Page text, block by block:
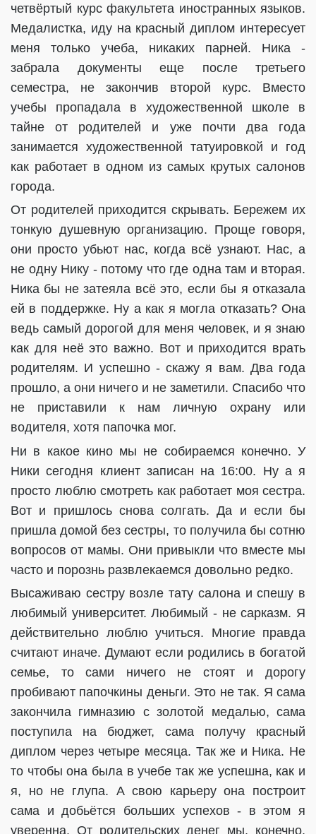
четвёртый курс факультета иностранных языков.
Медалистка, иду на красный диплом интересует
меня только учеба, никаких парней. Ника -
забрала документы еще после третьего
семестра, не закончив второй курс. Вместо
учебы пропадала в художественной школе в
тайне от родителей и уже почти два года
занимается художественной татуировкой и год
как работает в одном из самых крутых салонов
города.
От родителей приходится скрывать. Бережем их
тонкую душевную организацию. Проще говоря,
они просто убьют нас, когда всё узнают. Нас, а
не одну Нику - потому что где одна там и вторая.
Ника бы не затеяла всё это, если бы я отказала
ей в поддержке. Ну а как я могла отказать? Она
ведь самый дорогой для меня человек, и я знаю
как для неё это важно. Вот и приходится врать
родителям. И успешно - скажу я вам. Два года
прошло, а они ничего и не заметили. Спасибо что
не приставили к нам личную охрану или
водителя, хотя папочка мог.
Ни в какое кино мы не собираемся конечно. У
Ники сегодня клиент записан на 16:00. Ну а я
просто люблю смотреть как работает моя сестра.
Вот и пришлось снова солгать. Да и если бы
пришла домой без сестры, то получила бы сотню
вопросов от мамы. Они привыкли что вместе мы
часто и порознь развлекаемся довольно редко.
Высаживаю сестру возле тату салона и спешу в
любимый университет. Любимый - не сарказм. Я
действительно люблю учиться. Многие правда
считают иначе. Думают если родились в богатой
семье, то сами ничего не стоят и дорогу
пробивают папочкины деньги. Это не так. Я сама
закончила гимназию с золотой медалью, сама
поступила на бюджет, сама получу красный
диплом через четыре месяца. Так же и Ника. Не
то чтобы она была в учебе так же успешна, как и
я, но не глупа. А свою карьеру она построит
сама и добьётся больших успехов - в этом я
уверенна. От родительских денег мы, конечно,